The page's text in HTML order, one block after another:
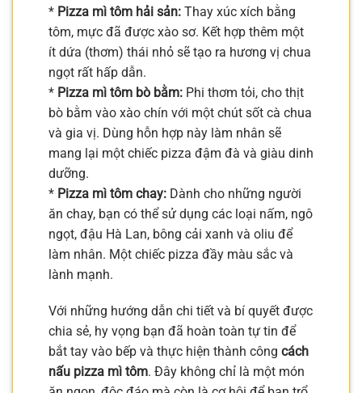
* Pizza mì tôm hải sản: Thay xúc xích bằng
tôm, mực đã được xào sơ. Kết hợp thêm một
ít dứa (thơm) thái nhỏ sẽ tạo ra hương vị chua
ngọt rất hấp dẫn.
* Pizza mì tôm bò bằm: Phi thơm tỏi, cho thịt
bò bằm vào xào chín với một chút sốt cà chua
và gia vị. Dùng hỗn hợp này làm nhân sẽ
mang lại một chiếc pizza đậm đà và giàu dinh
dưỡng.
* Pizza mì tôm chay: Dành cho những người
ăn chay, bạn có thể sử dụng các loại nấm, ngô
ngọt, đậu Hà Lan, bông cải xanh và oliu để
làm nhân. Một chiếc pizza đầy màu sắc và
lành mạnh.
Với những hướng dẫn chi tiết và bí quyết được
chia sẻ, hy vọng bạn đã hoàn toàn tự tin để
bắt tay vào bếp và thực hiện thành công cách
nấu pizza mì tôm. Đây không chỉ là một món